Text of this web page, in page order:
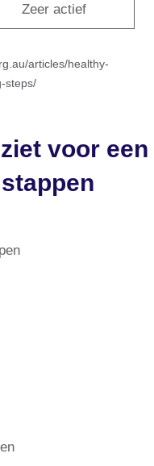
Zeer actief
articles/healthy-
steps/
voor een